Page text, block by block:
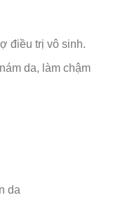
điều trị vô sinh.
da, làm chậm
da